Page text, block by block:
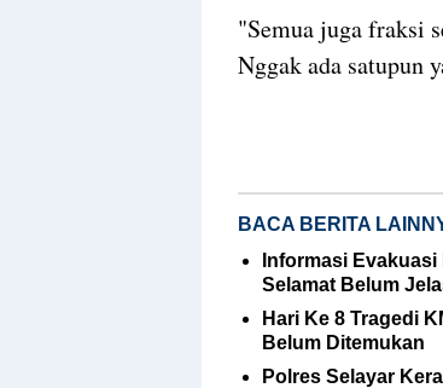
"Semua juga fraksi
Nggak ada satupun
BACA BERITA
Informasi
Selamat Belum
Hari Ke 8 Tragedi
Belum Ditemukan
Polres Selayar